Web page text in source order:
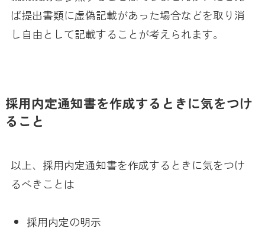
ば提出書類に虚偽記載があった場合などを取り消
し自由として記載することが考えられます。
採用内定通知書を作成するときに気をつけ
ること
以上、採用内定通知書を作成するときに気をつけ
るべきことは
採用内定の明示